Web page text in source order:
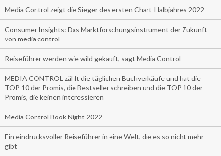
Media Control zeigt die Sieger des ersten Chart-Halbjahres 2022
Consumer Insights: Das Marktforschungsinstrument der Zukunft
von media control
Reiseführer werden wie wild gekauft, sagt Media Control
MEDIA CONTROL zählt die täglichen Buchverkäufe und hat die
TOP 10 der Promis, die Bestseller schreiben und die TOP 10 der
Promis, die keinen interessieren
Media Control Book Night 2022
Ein eindrucksvoller Reiseführer in eine Welt, die es so nicht mehr
gibt